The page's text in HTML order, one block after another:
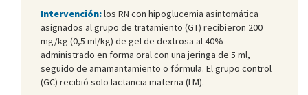
Intervención:los RN con hipoglucemia asintomática
asignados al grupo de tratamiento (GT) recibieron 200
mg/kg (0,5 ml/kg) de gel de dextrosa al 40%
administrado en forma oral con una jeringa de 5 ml,
seguido de amamantamiento o fórmula. El grupo control
(GC) recibió solo lactancia materna (LM).